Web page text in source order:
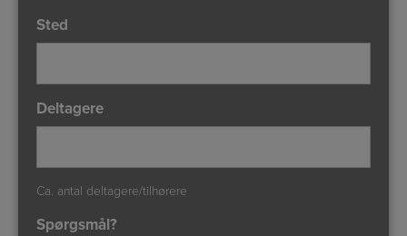
Sted
Deltagere
Ca. antal deltagere/tilhørere
Spørgsmål?